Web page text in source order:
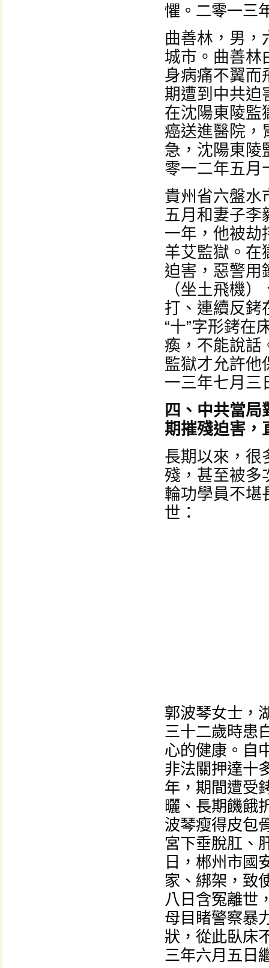
懼。二零一三
曲善林，男，
城市。曲善林
身病痛不翼而
期遭到中共迫
在沈陽東陵監
癌送進醫院，
急，沈陽東陵
零一二年五月
貴州省六盤水
五月和妻子李
一年，他被劫
羊艾監獄。在
迫害，惡警用
（坐土飛機
打、連續反銬
“十”字形銬在
瘓，不能說話
監獄才允許他
一三年七月三
四、中共當
期摧殘迫害，
長期以來，很
殘，甚至被多
輪功學員不堪
世：
郭波琴女士，
三十二歲時患
心的健康。自
非法關押達十
年，期間遭受
曬、長期饑餓
波琴瘦得皮包
宮下垂脫肛、
日，郴州市國
家、綁架，致
八日含冤離世
母目睹警察暴
狀，從此臥床
三年六月五日